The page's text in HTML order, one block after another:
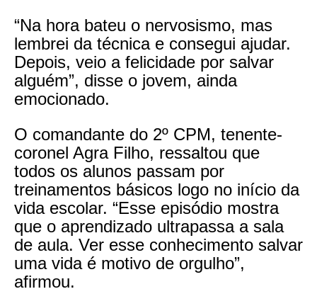
“Na hora bateu o nervosismo, mas
lembrei da técnica e consegui ajudar.
Depois, veio a felicidade por salvar
alguém”, disse o jovem, ainda
emocionado.
O comandante do 2º CPM, tenente-
coronel Agra Filho, ressaltou que
todos os alunos passam por
treinamentos básicos logo no início da
vida escolar. “Esse episódio mostra
que o aprendizado ultrapassa a sala
de aula. Ver esse conhecimento salvar
uma vida é motivo de orgulho”,
afirmou.